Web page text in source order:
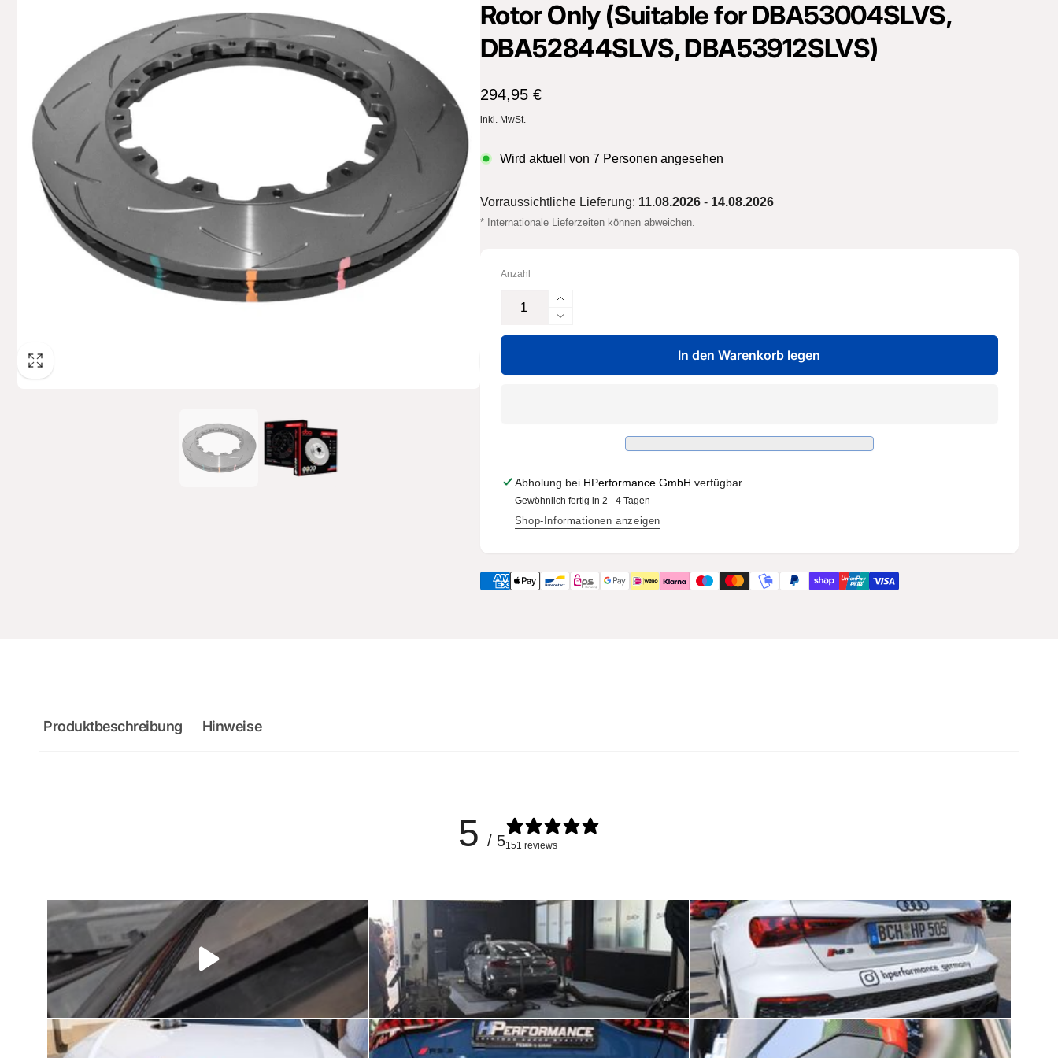
Rotor Only (Suitable for DBA53004SLVS,
DBA52844SLVS, DBA53912SLVS)
Normaler
Preis
294,95 €
inkl. MwSt.
Wird aktuell von 7 Personen angesehen
Vorraussichtliche Lieferung: 11.08.2026- 14.08.2026
* Internationale Lieferzeiten können abweichen.
Anzahl
Erhöhe
die
Menge
DBA52844.1S
-
Rotor
Only
DBA53004SLVS,
DBA52844SLVS,
Verringere
die
für
Slotted
-
Rotor
for
DBA53004SLVS,
In den Warenkorb legen
Abholung bei HPerformance GmbH verfügbar
Gewöhnlich fertig in 2 - 4 Tagen
Shop-Informationen anzeigen
Produktbeschreibung Hinweise
5 / 5151 reviews
Hemsbacher Straße 8
74706 Osterburken
Deutschland
+4962916487601